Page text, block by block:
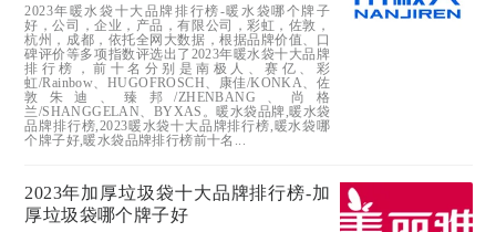
2023年暖水袋十大品牌排行榜-暖水袋哪个牌子
好，公司，企业，产品，有限公司，彩虹，佐敦，
杭州，成都，依托全网大数据，根据品牌价值、口
碑评价等多项指数评选出了2023年暖水袋十大品牌
排行榜，前十名分别是南极人、赛亿、彩
虹/Rainbow、HUGOFROSCH、康佳/KONKA、佐
敦朱迪、臻邦/ZHENBANG、尚格
兰/SHANGGELAN、BYXAS。暖水袋品牌,暖水袋
品牌排行榜,2023暖水袋十大品牌排行榜,暖水袋哪
个牌子好,暖水袋品牌排行榜前十名...
2023年加厚垃圾袋十大品牌排行榜-加
厚垃圾袋哪个牌子好